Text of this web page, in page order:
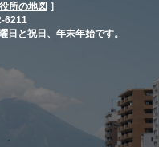
所の地図 ］
6211
日と祝日、年末年始です。